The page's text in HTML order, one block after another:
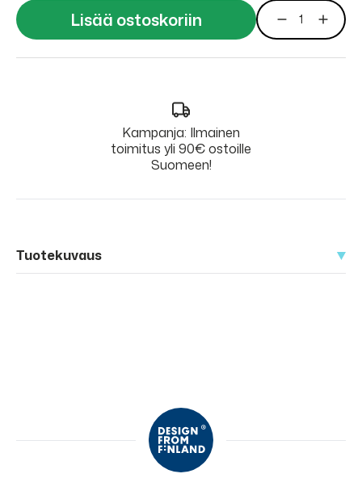
Lisää ostoskoriin
Kampanja: Ilmainen
toimitus yli 90€ ostoille
Suomeen!
Tuotekuvaus